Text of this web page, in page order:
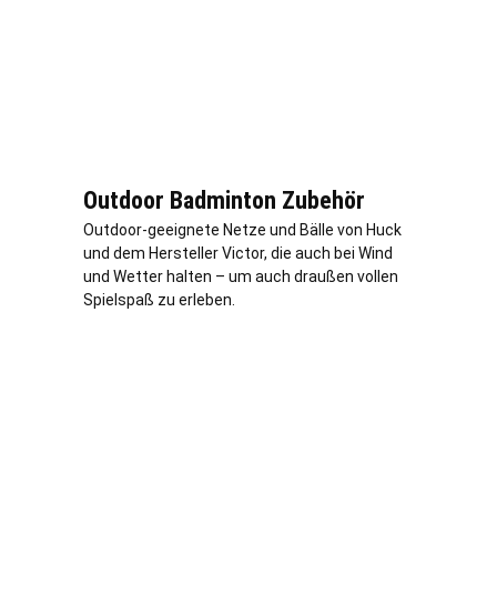
Outdoor Badminton Zubehör
Outdoor-geeignete Netze und Bälle von Huck
und dem Hersteller Victor, die auch bei Wind
und Wetter halten – um auch draußen vollen
Spielspaß zu erleben.